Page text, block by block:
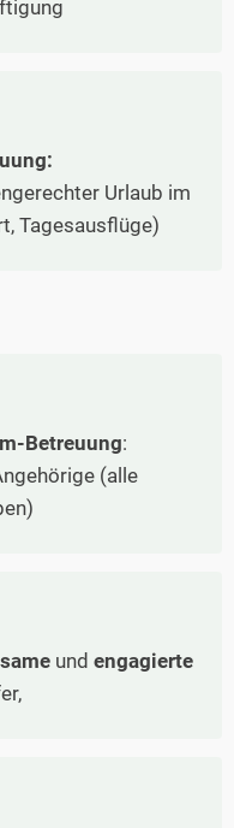
Urlaub im
Tagesausflüge)
Betreuung:
(alle
und engagierte